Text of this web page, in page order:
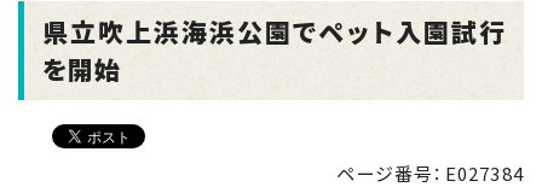
県立吹上浜海浜公園でペット入園試行
を開始
ページ番号：E027384